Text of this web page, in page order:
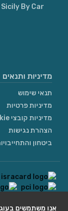
אנו משתמשים
Sicily By Car
מדיניות ותנאים
תנאי שימוש
מדיניות פרטיות
מדיניות קובצי Cookie
הצהרת נגישות
ביטחון